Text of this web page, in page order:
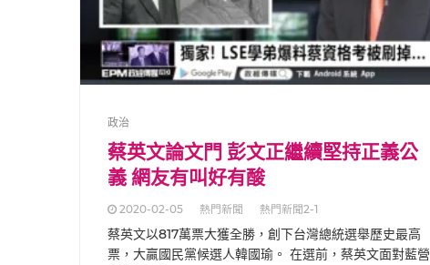
政治
蔡英文論文門 彭文正繼續堅持正義公
義 網友有叫好有酸
2020-02-05 熱門新聞 熱門新聞2-1
蔡英文以817萬票大獲全勝，創下台灣總統選舉歷史最高
票，大贏國民黨候選人韓國瑜。 在選前，蔡英文面對藍營